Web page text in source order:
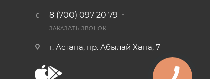
8 (700) 097 20 79
ЗАКАЗАТЬ ЗВОНОК
г. Астана, пр. Абылай Хана, 7